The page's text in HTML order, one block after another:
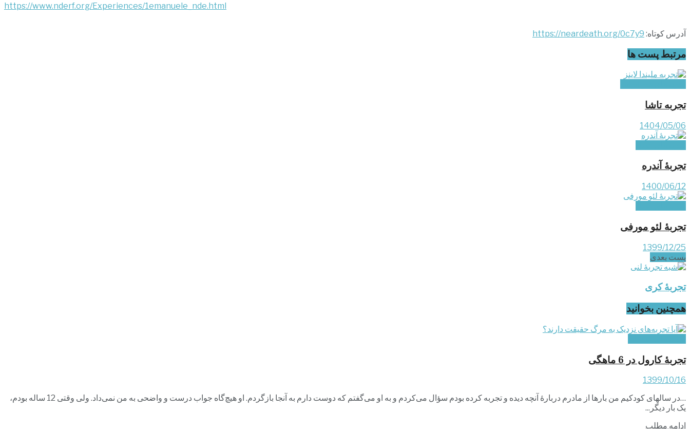
https://www.nderf.org/Experiences/1emanuele_nde.html
آدرس کوتاه: https://neardeath.org/0c7y9
مرتبط پست ها
تجربه تاشا
1404/05/06
تجربۀ آندره
1400/06/12
تجربۀ لئو مورفی
1399/12/25
پست‌ بعدی
تجربۀ کری
همچنین بخوانید
تجربۀ کارول در 6 ماهگی
1399/10/16
…در سالهای کودکیم من بارها از مادرم دربارۀ آنچه دیده و تجربه کرده بودم سؤال می‌کردم و به او می‌گفتم که دوست دارم به آنجا بازگردم. او هیچ‌گاه جواب درست و واضحی به من نمی‌داد. ولی وقتی 12 ساله بودم،
یک بار دیگر...
ادامه مطلب